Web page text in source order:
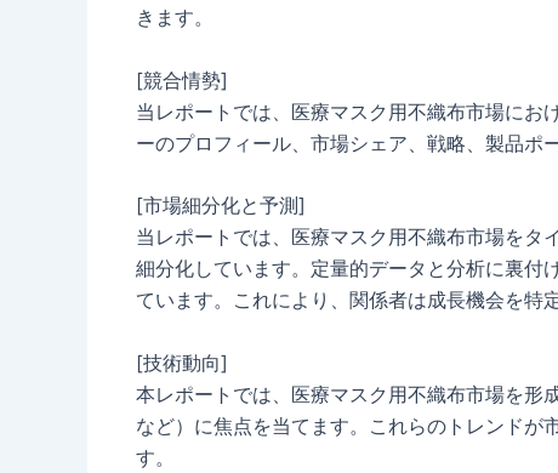
きます。
[競合情勢]
当レポートでは、医療マスク用不織布市場にお
ーのプロフィール、市場シェア、戦略、製品ポ
[市場細分化と予測]
当レポートでは、医療マスク用不織布市場をタ
細分化しています。定量的データと分析に裏付
ています。これにより、関係者は成長機会を特
[技術動向]
本レポートでは、医療マスク用不織布市場を形
など）に焦点を当てます。これらのトレンドが
す。